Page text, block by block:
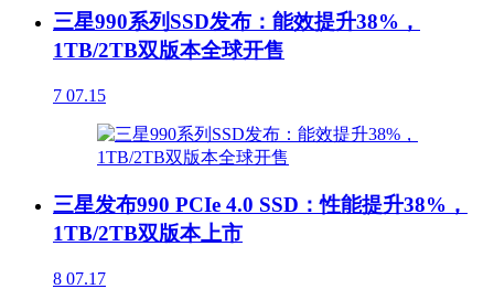
三星990系列SSD发布：能效提升38%，
1TB/2TB双版本全球开售
7 07.15
三星发布990 PCIe 4.0 SSD：性能提升38%，
1TB/2TB双版本上市
8 07.17